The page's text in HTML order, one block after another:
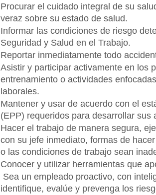
Procurar el cuidado integral de su
veraz sobre su estado de salud.
Informar las condiciones de riesgo
Seguridad y Salud en el Trabajo.
Reportar inmediatamente todo
Asistir y participar activamente en los
entrenamiento o actividades
laborales.
Mantener y usar de acuerdo con el
(EPP) requeridos para desarrollar sus
Hacer el trabajo de manera segura,
con su jefe inmediato, formas de
o las condiciones de trabajo sean
Conocer y utilizar herramientas que
identifique, evalúe y prevenga los